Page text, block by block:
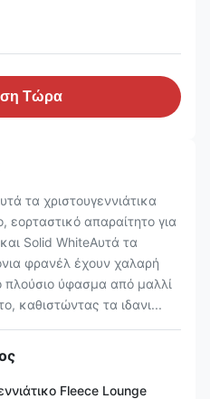
Τώρα
τα χριστουγεννιάτικα
εορταστικό απαραίτητο για
Solid WhiteΑυτά τα
φρανέλ έχουν χαλαρή
πλούσιο ύφασμα από μαλλί
καθιστώντας τα ιδανι...
Fleece Lounge